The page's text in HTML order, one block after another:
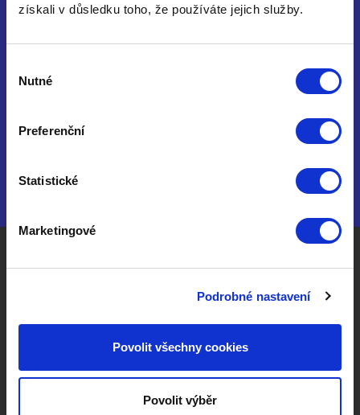
získali v důsledku toho, že používáte jejich služby.
souhlasu
Nutné
Preferenční
Statistické
Marketingové
Podrobné nastavení
Povolit všechny cookies
Povolit výběr
EASY CONTROL MORAVA spol. s r.o.
Opavská 509/12
Rýmařov